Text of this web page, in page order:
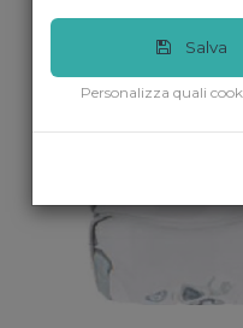
Salva
Personalizza quali